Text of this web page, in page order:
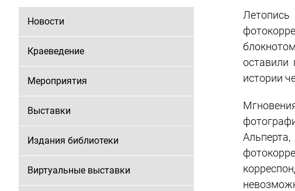
Новости
Краеведение
Мероприятия
Выставки
Издания библиотеки
Виртуальные выставки
истории